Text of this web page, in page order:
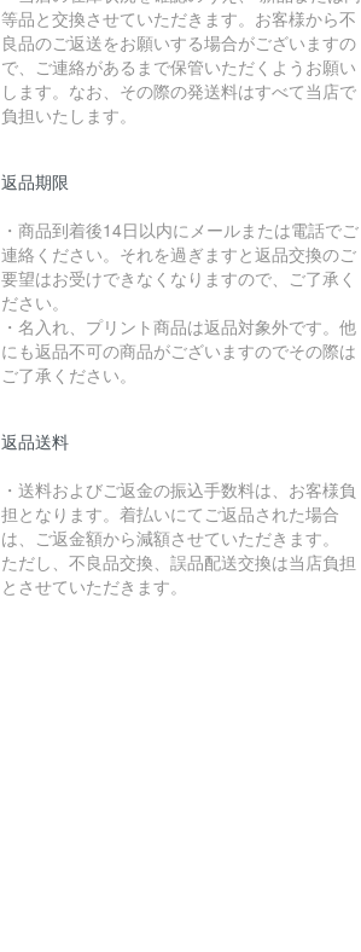
等品と交換させていただきます。お客様から不
良品のご返送をお願いする場合がございますの
で、ご連絡があるまで保管いただくようお願い
します。なお、その際の発送料はすべて当店で
負担いたします。
返品期限
・商品到着後14日以内にメールまたは電話でご
連絡ください。それを過ぎますと返品交換のご
要望はお受けできなくなりますので、ご了承く
ださい。
・名入れ、プリント商品は返品対象外です。他
にも返品不可の商品がございますのでその際は
ご了承ください。
返品送料
・送料およびご返金の振込手数料は、お客様負
担となります。着払いにてご返品された場合
は、ご返金額から減額させていただきます。
ただし、不良品交換、誤品配送交換は当店負担
とさせていただきます。